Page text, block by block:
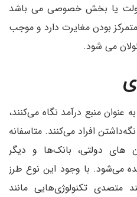
دولت یا بخش خصوصی می باشد
بودن مغایرت دارد و موجب
می شود.
عنوان منبع درآمد نگاه می‌کنند،
افراد می‌کنند. متاسفانه
های دولتی، بانک‌ها و دیگر
می‌شود. با وجود این نوع طرز
متصدی تکنولوژی‌هایی مانند